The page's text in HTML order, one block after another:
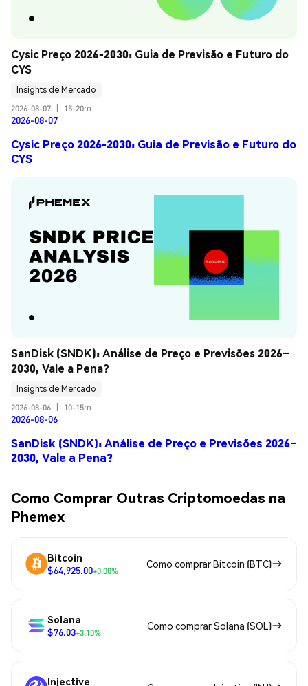
Cysic Preço 2026-2030: Guia de Previsão e Futuro do
CYS
Insights de Mercado
2026-08-07
15-20m
2026-08-07
Cysic Preço 2026-2030: Guia de Previsão e Futuro do
CYS
SanDisk (SNDK): Análise de Preço e Previsões 2026–
2030, Vale a Pena?
Insights de Mercado
2026-08-06
10-15m
2026-08-06
SanDisk (SNDK): Análise de Preço e Previsões 2026–
2030, Vale a Pena?
Como Comprar Outras Criptomoedas na
Phemex
Bitcoin
$64,925.00+0.00%
Como comprar Bitcoin (BTC)
Solana
$76.03+3.10%
Como comprar Solana (SOL)
Injective